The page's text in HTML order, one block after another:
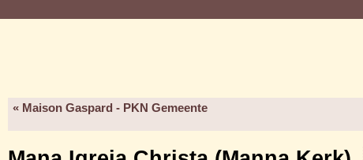
« Maison Gaspard - PKN Gemeente